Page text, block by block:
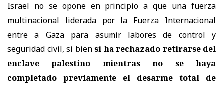
Israel no se opone en principio a que una fuerza
multinacional liderada por la Fuerza Internacional
entre a Gaza para asumir labores de control y
seguridad civil, si biensí ha rechazado retirarse del
enclave palestino mientras no se haya
completado previamente el desarme total de